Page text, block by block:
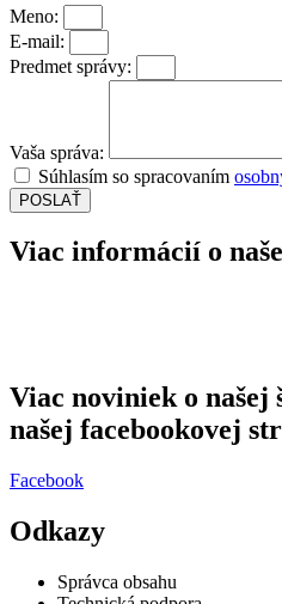
Meno:
E-mail:
Predmet správy:
Vaša správa:
Súhlasím so spracovaním
POSLAŤ
Viac informácií o
Viac noviniek o našej
našej facebookovej
Facebook
Odkazy
Správca obsahu